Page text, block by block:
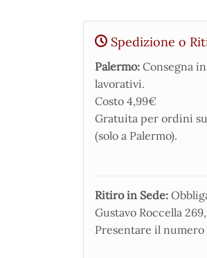
Spedizione o
Palermo: Consegna
lavorativi.
Costo 4,99€
Gratuita per ordini
(solo a Palermo).
Ritiro in Sede:
Gustavo Roccella
Presentare il